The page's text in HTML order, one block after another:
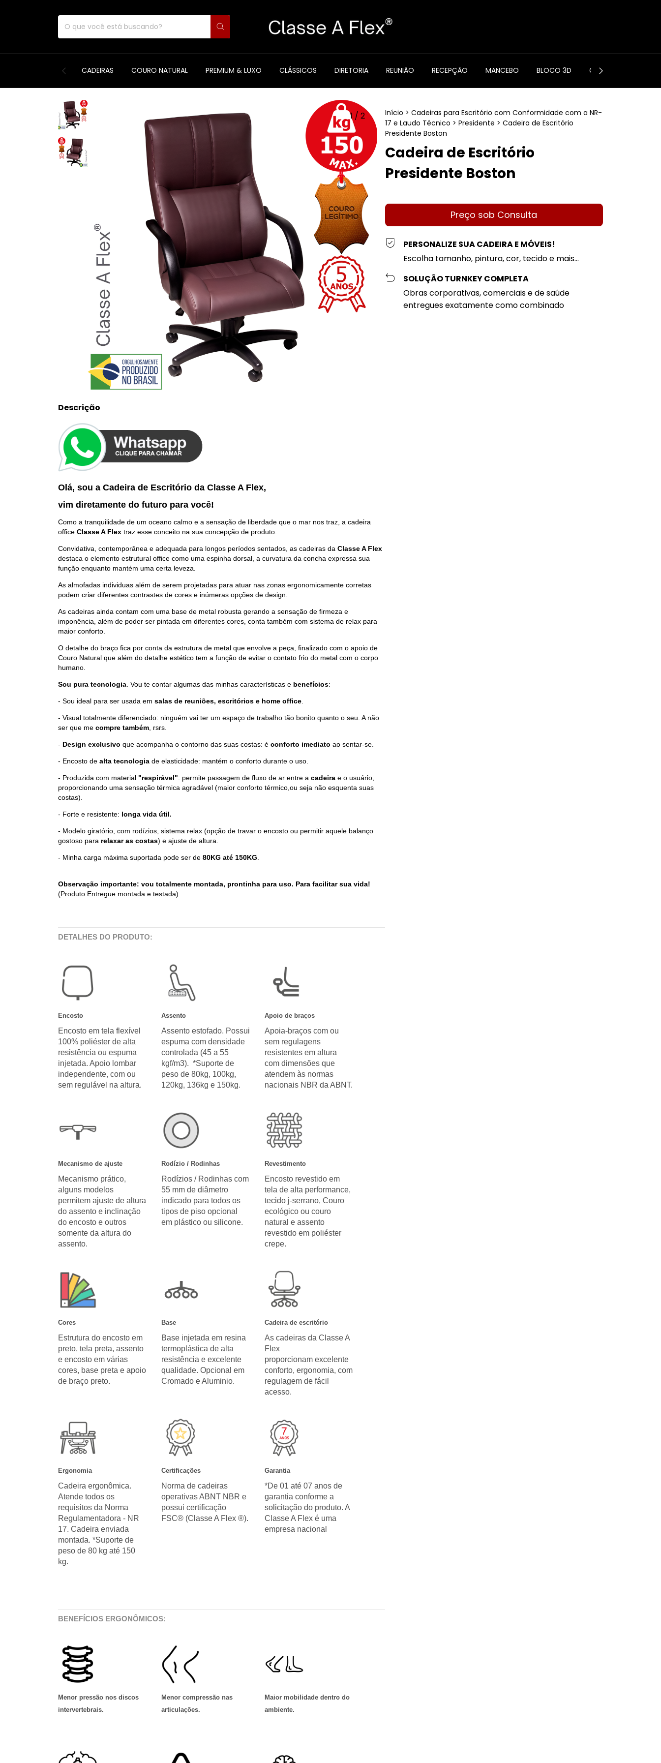
CADEIRAS COURO NATURAL PREMIUM & LUXO CLÁSSICOS DIRETORIA REUNIÃO RECEPÇÃO MANCEBO BLOCO 3D CONTATO
1 / 2 Início > Cadeiras para Escritório com Conformidade com a NR-
17 e Laudo Técnico > Presidente > Cadeira de Escritório
Presidente Boston
Cadeira de Escritório
Presidente Boston
PERSONALIZE SUA CADEIRA E MÓVEIS!
Escolha tamanho, pintura, cor, tecido e mais...
SOLUÇÃO TURNKEY COMPLETA
Obras corporativas, comerciais e de saúde
entregues exatamente como combinado
Descrição
Olá, sou a Cadeira de Escritório da Classe A Flex,
vim diretamente do futuro para você!
Como a tranquilidade de um oceano calmo e a sensação de liberdade que o mar nos traz, a cadeira
office Classe A Flex traz esse conceito na sua concepção de produto.
Convidativa, contemporânea e adequada para longos períodos sentados, as cadeiras da Classe A Flex
destaca o elemento estrutural office como uma espinha dorsal, a curvatura da concha expressa sua
função enquanto mantém uma certa leveza.
As almofadas individuas além de serem projetadas para atuar nas zonas ergonomicamente corretas
podem criar diferentes contrastes de cores e inúmeras opções de design.
As cadeiras ainda contam com uma base de metal robusta gerando a sensação de firmeza e
imponência, além de poder ser pintada em diferentes cores, conta também com sistema de relax para
maior conforto.
O detalhe do braço fica por conta da estrutura de metal que envolve a peça, finalizado com o apoio de
Couro Natural que além do detalhe estético tem a função de evitar o contato frio do metal com o corpo
humano.
Sou pura tecnologia . Vou te contar algumas das minhas características e benefícios:
- Sou ideal para ser usada em salas de reuniões, escritórios e home office
- Visual totalmente diferenciado: ninguém vai ter um espaço de trabalho tão bonito quanto o seu. A não
ser que me compre também , rsrs.
- Design exclusivo que acompanha o contorno das suas costas: é conforto imediato ao sentar-se.
- Encosto de alta tecnologia de elasticidade: mantém o conforto durante o uso.
- Produzida com material "respirável": permite passagem de fluxo de ar entre a cadeira e o usuário,
proporcionando uma sensação térmica agradável (maior conforto térmico,ou seja não esquenta suas
costas).
- Forte e resistente: longa vida útil.
- Modelo giratório, com rodízios, sistema relax (opção de travar o encosto ou permitir aquele balanço
gostoso para relaxar as costas) e ajuste de altura.
- Minha carga máxima suportada pode ser de 80KG até 150KG
Observação importante: vou totalmente montada, prontinha para uso. Para facilitar sua vida!
(Produto Entregue montada e testada).
DETALHES DO PRODUTO:
Encosto
Encosto em tela flexível
100% poliéster de alta
resistência ou espuma
injetada. Apoio lombar
independente, com ou
sem regulável na altura.
Assento
Assento estofado. Possui
espuma com densidade
controlada (45 a 55
kgf/m3). *Suporte de
peso de 80kg, 100kg,
120kg, 136kg e 150kg.
Apoio de braços
Apoia-braços com ou
sem regulagens
resistentes em altura
com dimensões que
atendem às normas
nacionais NBR da ABNT.
Mecanismo de ajuste
Mecanismo prático,
alguns modelos
permitem ajuste de altura
do assento e inclinação
do encosto e outros
somente da altura do
assento.
Rodízio / Rodinhas
Rodízios / Rodinhas com
55 mm de diâmetro
indicado para todos os
tipos de piso opcional
em plástico ou silicone.
Revestimento
Encosto revestido em
tela de alta performance,
tecido j-serrano, Couro
ecológico ou couro
natural e assento
revestido em poliéster
crepe.
Cores
Estrutura do encosto em
preto, tela preta, assento
e encosto em várias
cores, base preta e apoio
de braço preto.
Base
Base injetada em resina
termoplástica de alta
resistência e excelente
qualidade. Opcional em
Cromado e Aluminio.
Cadeira de escritório
As cadeiras da Classe A
Flex
proporcionam excelente
conforto, ergonomia, com
regulagem de fácil
acesso.
Ergonomia
Cadeira ergonômica.
Atende todos os
requisitos da Norma
Regulamentadora - NR
17. Cadeira enviada
montada. *Suporte de
peso de 80 kg até 150
kg.
Certificações
Norma de cadeiras
operativas ABNT NBR e
possui certificação
FSC® (Classe A Flex ®).
Garantia
*De 01 até 07 anos de
garantia conforme a
solicitação do produto. A
Classe A Flex é uma
empresa nacional
BENEFÍCIOS ERGONÔMICOS:
Menor pressão nos discos
intervertebrais.
Menor compressão nas
articulações.
Maior mobilidade dentro do
ambiente.